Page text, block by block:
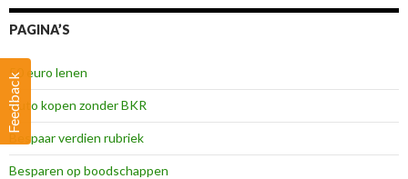
PAGINA’S
50 euro lenen
Auto kopen zonder BKR
Bespaar verdien rubriek
Besparen op boodschappen
Feedback